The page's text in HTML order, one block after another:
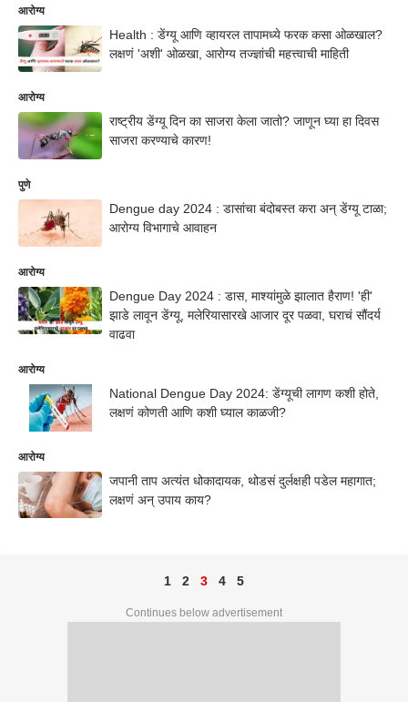
आरोग्य
Health : डेंग्यू आणि व्हायरल तापामध्ये फरक कसा ओळखाल?
लक्षणं 'अशी' ओळखा, आरोग्य तज्ज्ञांची महत्त्वाची माहिती
आरोग्य
राष्ट्रीय डेंग्यू दिन का साजरा केला जातो? जाणून घ्या हा दिवस
साजरा करण्याचे कारण!
पुणे
Dengue day 2024 : डासांचा बंदोबस्त करा अन् डेंग्यू टाळा;
आरोग्य विभागाचे आवाहन
आरोग्य
Dengue Day 2024 : डास, माश्यांमुळे झालात हैराण! 'ही'
झाडे लावून डेंग्यू, मलेरियासारखे आजार दूर पळवा, घराचं सौंदर्य
वाढवा
आरोग्य
National Dengue Day 2024: डेंग्यूची लागण कशी होते,
लक्षणं कोणती आणि कशी घ्याल काळजी?
आरोग्य
जपानी ताप अत्यंत धोकादायक, थोडसं दुर्लक्षही पडेल महागात;
लक्षणं अन् उपाय काय?
1 2 3 4 5
Continues below advertisement